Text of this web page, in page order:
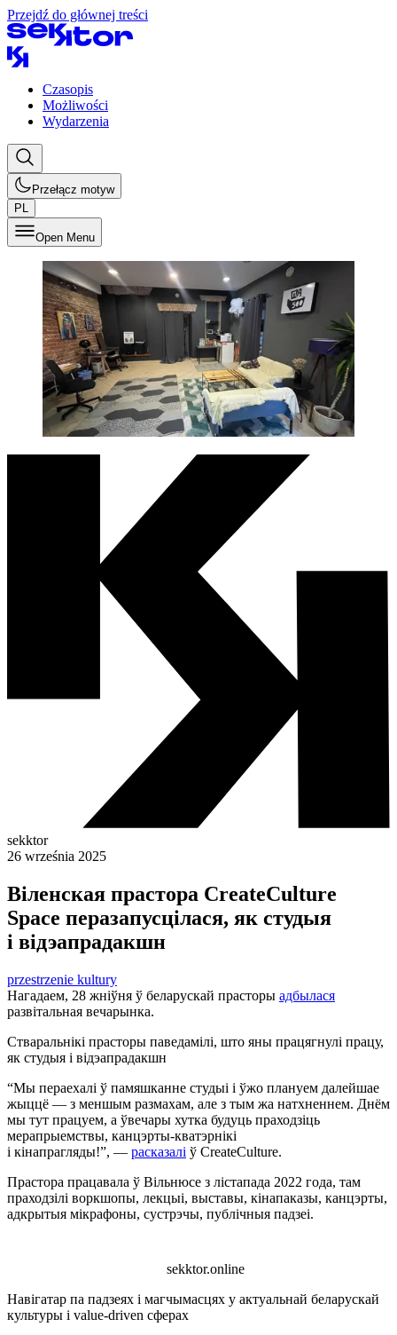
Przejdź do głównej treści
Czasopis
Możliwości
Wydarzenia
Przełącz motyw
PL
Open Menu
sekktor
26 września 2025
Віленская прастора CreateCulture
Space перазапусцілася, як студыя
і відэапрадакшн
przestrzenie kultury
Нагадаем, 28 жніўня ў беларускай прасторы адбылася
развітальная вечарынка.
Стваральнікі прасторы паведамілі, што яны працягнулі працу,
як студыя і відэапрадакшн
“Мы пераехалі ў памяшканне студыі і ўжо плануем далейшае
жыццё — з меншым размахам, але з тым жа натхненнем. Днём
мы тут працуем, а ўвечары хутка будуць праходзіць
мерапрыемствы, канцэрты-кватэрнікі
і кінапрагляды!”, — расказалі ў CreateCulture.
Прастора працавала ў Вільнюсе з лістапада 2022 года, там
праходзілі воркшопы, лекцыі, выставы, кінапаказы, канцэрты,
адкрытыя мікрафоны, сустрэчы, публічныя падзеі.
sekktor.online
Навігатар па падзеях і магчымасцях у актуальнай беларускай
культуры і value-driven сферах